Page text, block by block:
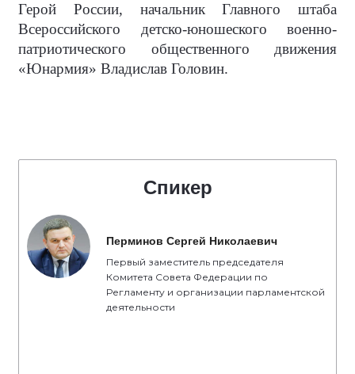
Герой России, начальник Главного штаба
Всероссийского детско-юношеского военно-
патриотического общественного движения
«Юнармия» Владислав Головин.
Спикер
Перминов Сергей Николаевич
Первый заместитель председателя
Комитета Совета Федерации по
Регламенту и организации парламентской
деятельности